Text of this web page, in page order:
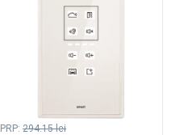
PRP: 294.15lei